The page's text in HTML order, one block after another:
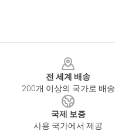
전 세계 배송
200개 이상의 국가로 배송
국제 보증
사용 국가에서 제공